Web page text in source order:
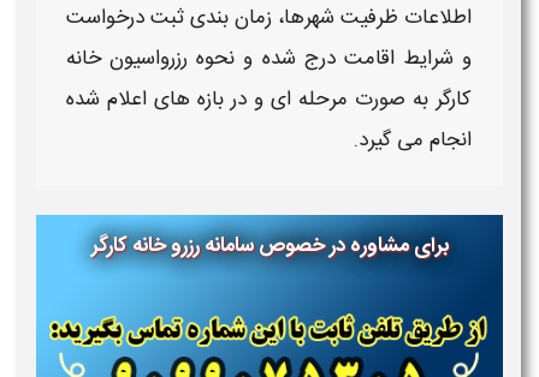
اطلاعات ظرفیت شهرها، زمان بندی ثبت درخواست
و شرایط اقامت درج شده و نحوه رزرواسیون خانه
کارگر به صورت مرحله ای و در بازه های اعلام شده
انجام می گیرد.
برای مشاوره در خصوص سامانه رزرو خانه کارگر